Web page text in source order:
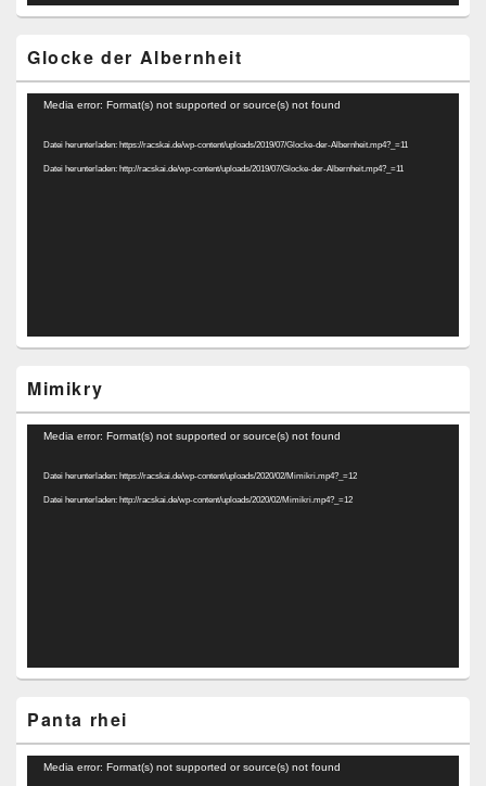
Glocke der Albernheit
Video-
Media error: Format(s) not supported or source(s) not found
Datei herunterladen: https://racskai.de/wp-content/uploads/2019/07/Glocke-der-Albernheit.mp4?_=11
Datei herunterladen: http://racskai.de/wp-content/uploads/2019/07/Glocke-der-Albernheit.mp4?_=11
Mimikry
Video-
Media error: Format(s) not supported or source(s) not found
Datei herunterladen: https://racskai.de/wp-content/uploads/2020/02/Mimikri.mp4?_=12
Datei herunterladen: http://racskai.de/wp-content/uploads/2020/02/Mimikri.mp4?_=12
Panta rhei
Video-
Media error: Format(s) not supported or source(s) not found